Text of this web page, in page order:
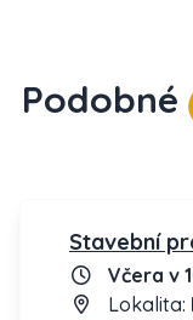
Podobné
Stavební
Včera v
Lokalita: